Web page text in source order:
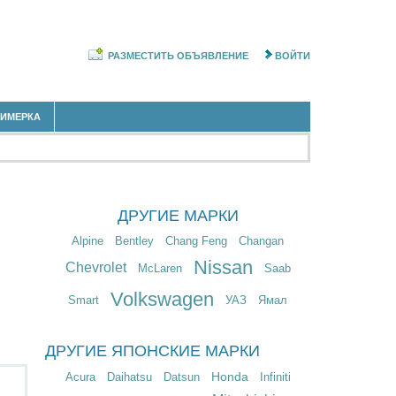
РАЗМЕСТИТЬ ОБЪЯВЛЕНИЕ ВОЙТИ
ДРУГИЕ МАРКИ
Alpine Bentley Chang Feng Changan
Chevrolet McLaren Nissan Saab
Smart Volkswagen УАЗ Ямал
ДРУГИЕ ЯПОНСКИЕ МАРКИ
Acura Daihatsu Datsun Honda
Infiniti